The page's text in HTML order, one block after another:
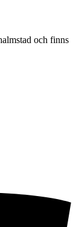
och finns